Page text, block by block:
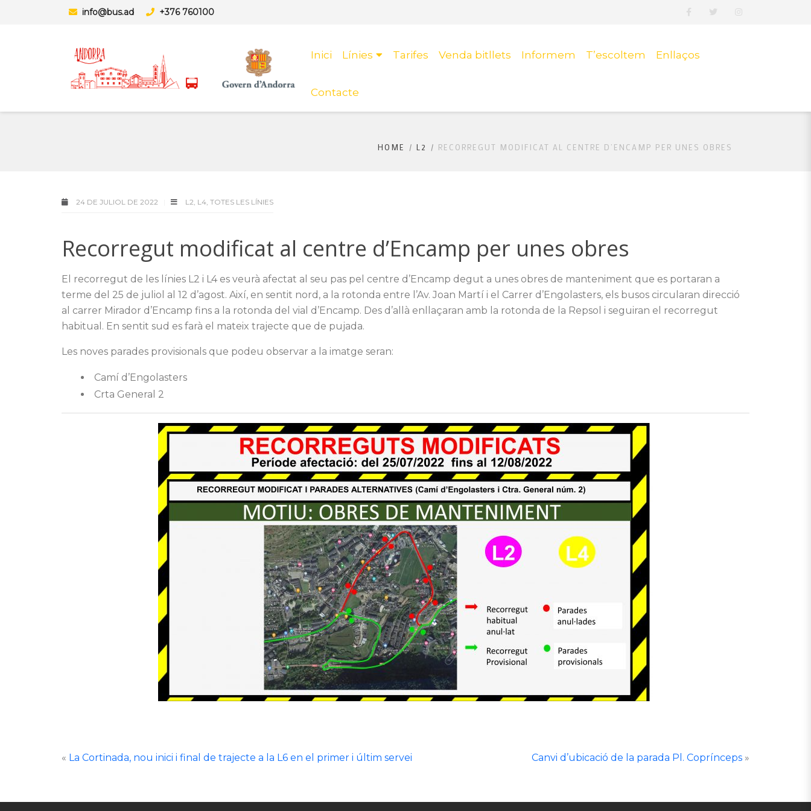
info@bus.ad +376 760100
Inici Línies Tarifes Venda bitllets Informem T’escoltem Enllaços
Contacte
HOME L2 RECORREGUT MODIFICAT AL CENTRE D’ENCAMP PER UNES OBRES
24 DE JULIOL DE 2022 L2, L4, TOTES LES LÍNIES
Recorregut modificat al centre d’Encamp per unes obres
El recorregut de les línies L2 i L4 es veurà afectat al seu pas pel centre d’Encamp degut a unes obres de manteniment que es portaran a
terme del 25 de juliol al 12 d’agost. Així, en sentit nord, a la rotonda entre l’Av. Joan Martí i el Carrer d’Engolasters, els busos circularan direcció
al carrer Mirador d’Encamp fins a la rotonda del vial d’Encamp. Des d’allà enllaçaran amb la rotonda de la Repsol i seguiran el recorregut
habitual. En sentit sud es farà el mateix trajecte que de pujada.
Les noves parades provisionals que podeu observar a la imatge seran:
Camí d’Engolasters
Crta General 2
« La Cortinada, nou inici i final de trajecte a la L6 en el primer i últim servei Canvi d’ubicació de la parada Pl. Coprínceps »